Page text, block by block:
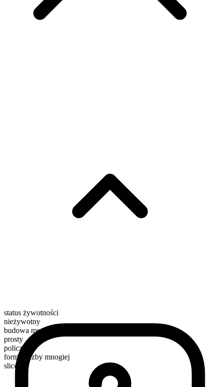
status żywotności
nieżywotny
budowa morfologiczna
prosty
policzalny
forma liczby mnogiej
slices